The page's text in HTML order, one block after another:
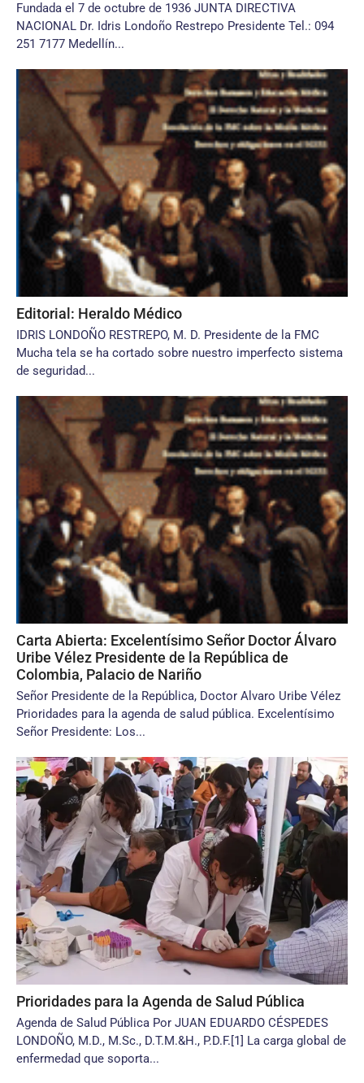
Fundada el 7 de octubre de 1936 JUNTA DIRECTIVA
NACIONAL Dr. Idris Londoño Restrepo Presidente Tel.: 094
251 7177 Medellín...
Editorial: Heraldo Médico
IDRIS LONDOÑO RESTREPO, M. D. Presidente de la FMC
Mucha tela se ha cortado sobre nuestro imperfecto sistema
de seguridad...
Carta Abierta: Excelentísimo Señor Doctor Álvaro
Uribe Vélez Presidente de la República de
Colombia, Palacio de Nariño
Señor Presidente de la República, Doctor Alvaro Uribe Vélez
Prioridades para la agenda de salud pública. Excelentísimo
Señor Presidente: Los...
Prioridades para la Agenda de Salud Pública
Agenda de Salud Pública Por JUAN EDUARDO CÉSPEDES
LONDOÑO, M.D., M.Sc., D.T.M.&H., P.D.F.[1] La carga global de
enfermedad que soporta...